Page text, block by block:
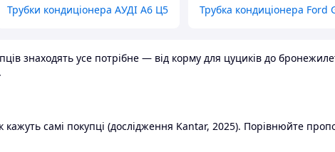
Трубки кондиціонера АУДІ А6 Ц5 Трубка кондиціонера Ford
знаходять усе потрібне — від корму для цуциків до
самі покупці (дослідження Kantar, 2025). Порівнюйте